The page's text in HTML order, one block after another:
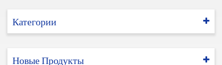
Категории
Новые Продукты